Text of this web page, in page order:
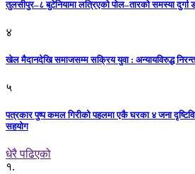
तुलसीपुर–८ बुटेनियामा लत्रिएको पोल–तारको समस्या दुर्गा
४
खेल मैदानदेखि समाजसम्म सक्रिय युवा : अन्यायविरुद्ध
५
पत्रकार पुष्प कमल गिरीको पहलमा एकै घरका ४ जना
सहयोग
धेरै पढिएको
१.